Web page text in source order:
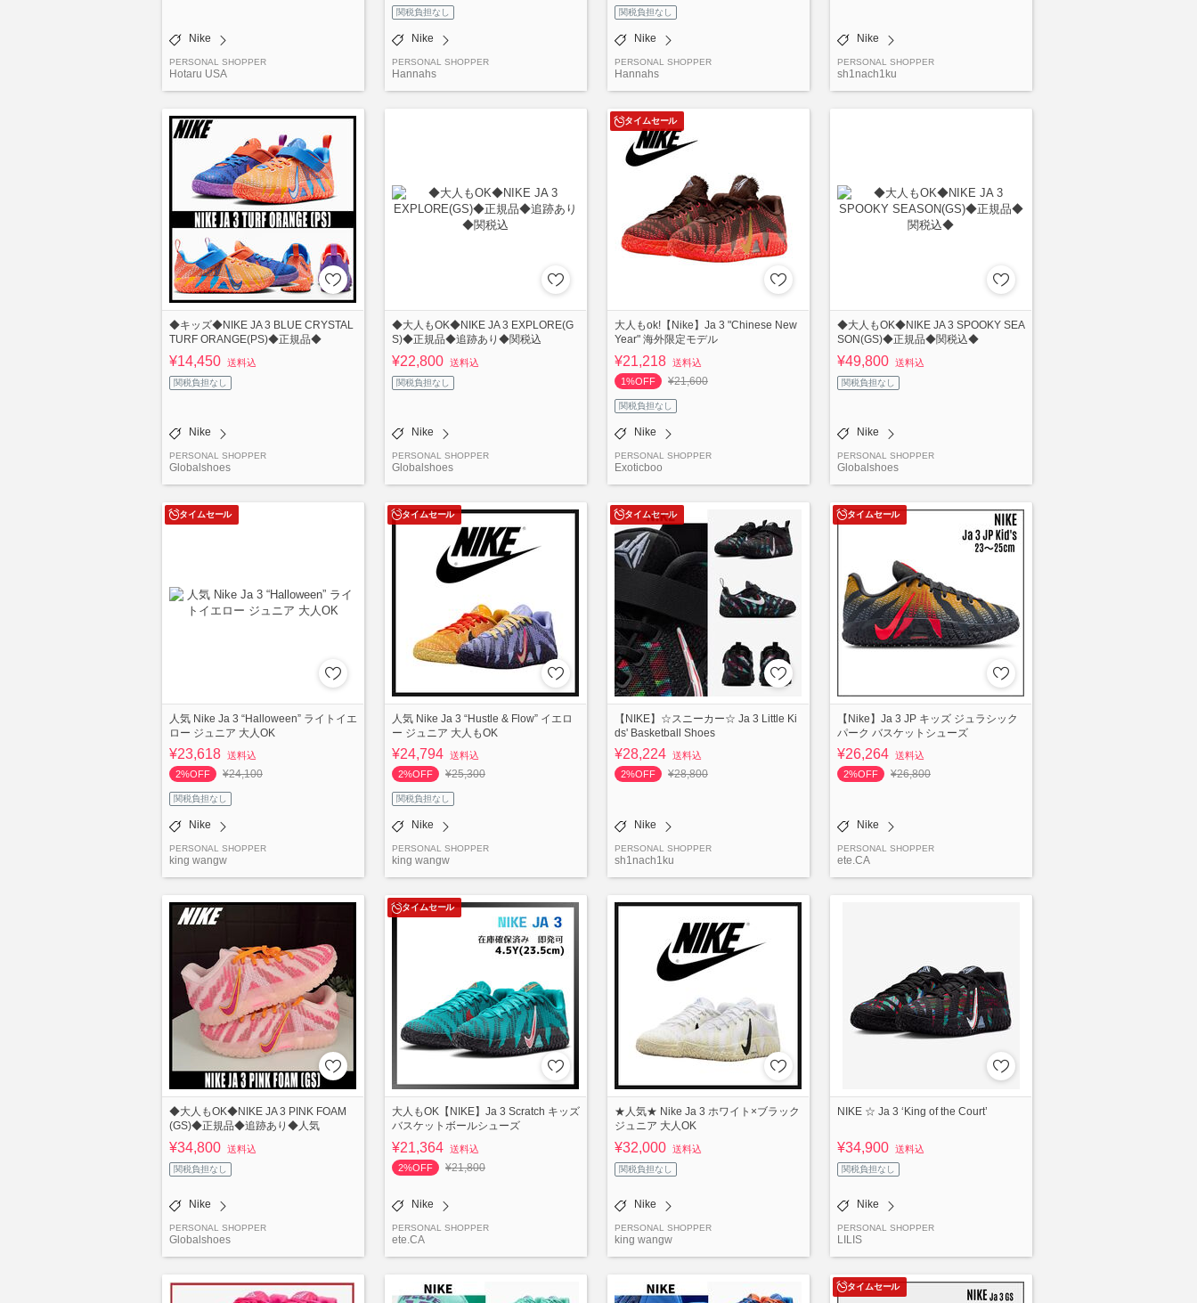
Nike
PERSONAL SHOPPER
Hotaru USA
関税負担なし
Nike
PERSONAL SHOPPER
Hannahs
関税負担なし
Nike
PERSONAL SHOPPER
Hannahs
Nike
PERSONAL SHOPPER
sh1nach1ku
◆キッズ◆NIKE JA 3 BLUE CRYSTAL
TURF ORANGE(PS)◆正規品◆
¥14,450 送料込
関税負担なし
Nike
PERSONAL SHOPPER
Globalshoes
◆大人もOK◆NIKE JA 3 EXPLORE(G
S)◆正規品◆追跡あり◆関税込
¥22,800 送料込
関税負担なし
Nike
PERSONAL SHOPPER
Globalshoes
タイムセール
大人もok!【Nike】Ja 3 "Chinese New
Year" 海外限定モデル
¥21,218 送料込
1%OFF
¥21,600
関税負担なし
Nike
PERSONAL SHOPPER
Exoticboo
◆大人もOK◆NIKE JA 3 SPOOKY SEA
SON(GS)◆正規品◆関税込◆
¥49,800 送料込
関税負担なし
Nike
PERSONAL SHOPPER
Globalshoes
タイムセール
人気 Nike Ja 3 “Halloween” ライトイエ
ロー ジュニア 大人OK
¥23,618 送料込
2%OFF
¥24,100
関税負担なし
Nike
PERSONAL SHOPPER
king wangw
タイムセール
人気 Nike Ja 3 “Hustle & Flow” イエロ
ー ジュニア 大人もOK
¥24,794 送料込
2%OFF
¥25,300
関税負担なし
Nike
PERSONAL SHOPPER
king wangw
タイムセール
【NIKE】☆スニーカー☆ Ja 3 Little Ki
ds' Basketball Shoes
¥28,224 送料込
2%OFF
¥28,800
Nike
PERSONAL SHOPPER
sh1nach1ku
タイムセール
【Nike】Ja 3 JP キッズ ジュラシック
パーク バスケットシューズ
¥26,264 送料込
2%OFF
¥26,800
Nike
PERSONAL SHOPPER
ete.CA
◆大人もOK◆NIKE JA 3 PINK FOAM
(GS)◆正規品◆追跡あり◆人気
¥34,800 送料込
関税負担なし
Nike
PERSONAL SHOPPER
Globalshoes
タイムセール
大人もOK【NIKE】Ja 3 Scratch キッズ
バスケットボールシューズ
¥21,364 送料込
2%OFF
¥21,800
Nike
PERSONAL SHOPPER
ete.CA
★人気★ Nike Ja 3 ホワイト×ブラック
ジュニア 大人OK
¥32,000 送料込
関税負担なし
Nike
PERSONAL SHOPPER
king wangw
NIKE ☆ Ja 3 ‘King of the Court’
¥34,900 送料込
関税負担なし
Nike
PERSONAL SHOPPER
LILIS
タイムセール